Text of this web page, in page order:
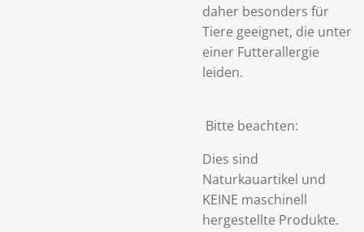
daher besonders für
Tiere geeignet, die unter
einer Futterallergie
leiden.
Bitte beachten:
Dies sind
Naturkauartikel und
KEINE maschinell
hergestellte Produkte.